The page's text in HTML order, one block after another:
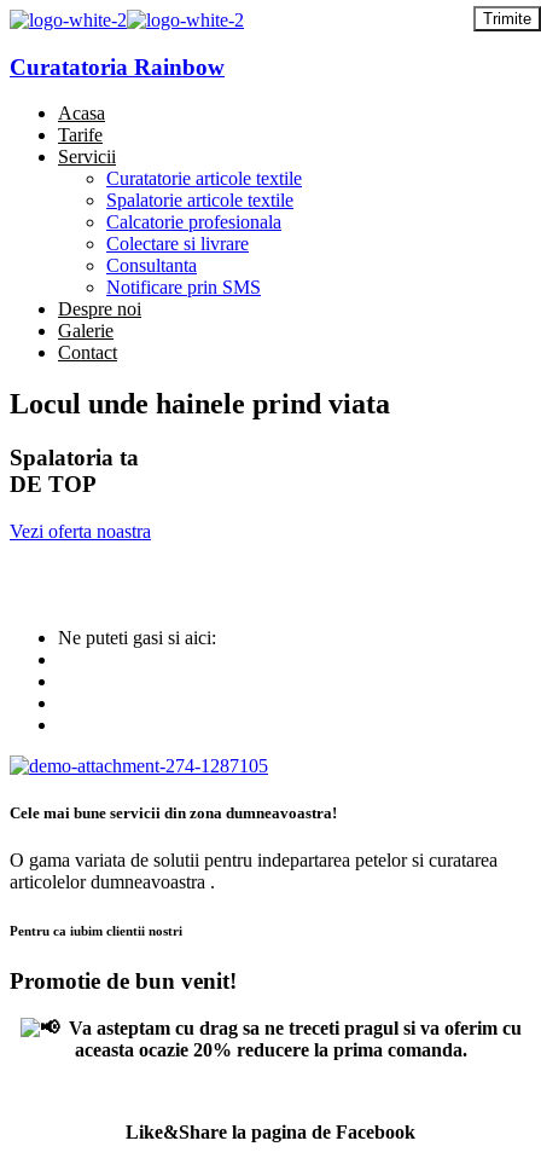
Curatatoria Rainbow
Acasa
Tarife
Servicii
Curatatorie articole textile
Spalatorie articole textile
Calcatorie profesionala
Colectare si livrare
Consultanta
Notificare prin SMS
Despre noi
Galerie
Contact
Locul unde hainele prind viata
Spalatoria ta
DE TOP
Vezi oferta noastra
Ne puteti gasi si aici:
Cele mai bune servicii din zona dumneavoastra!
O gama variata de solutii pentru indepartarea petelor si curatarea
articolelor dumneavoastra .
Pentru ca iubim clientii nostri
Promotie de bun venit!
Va asteptam cu drag sa ne treceti pragul si va oferim cu
aceasta ocazie 20% reducere la prima comanda.
Like&Share la pagina de Facebook